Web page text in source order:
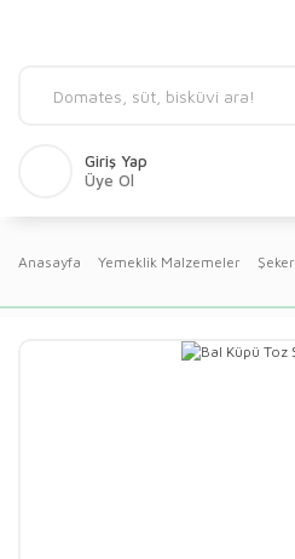
Giriş Yap
Üye Ol
Anasayfa Yemeklik Malzemeler Şeker